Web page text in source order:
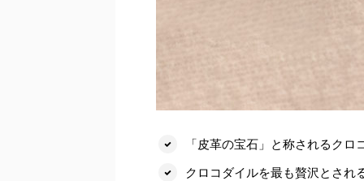
「皮革の宝石」と称されるクロ
クロコダイルを最も贅沢とされ